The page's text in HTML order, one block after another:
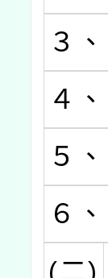
３、
４、
５、
６、
(二)